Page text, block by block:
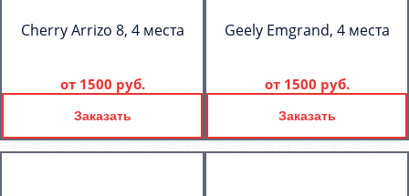
Cherry Arrizo 8, 4 места
от 1500 руб.
Заказать
Geely Emgrand, 4 места
от 1500 руб.
Заказать